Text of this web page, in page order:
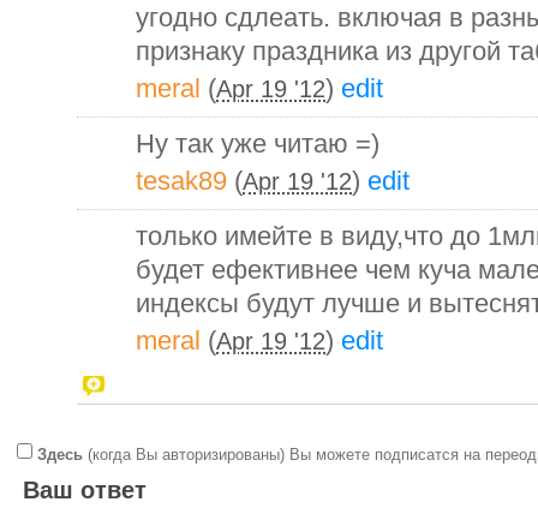
угодно сдлеать. включая в
признаку праздника из другой
meral (Apr 19 '12) edit
Ну так уже читаю =)
tesak89 (Apr 19 '12) edit
только имейте в виду,что до
будет ефективнее чем куча
индексы будут лучше и
meral (Apr 19 '12) edit
Здесь (когда Вы авторизированы) Вы можете подписатся на
Ваш ответ